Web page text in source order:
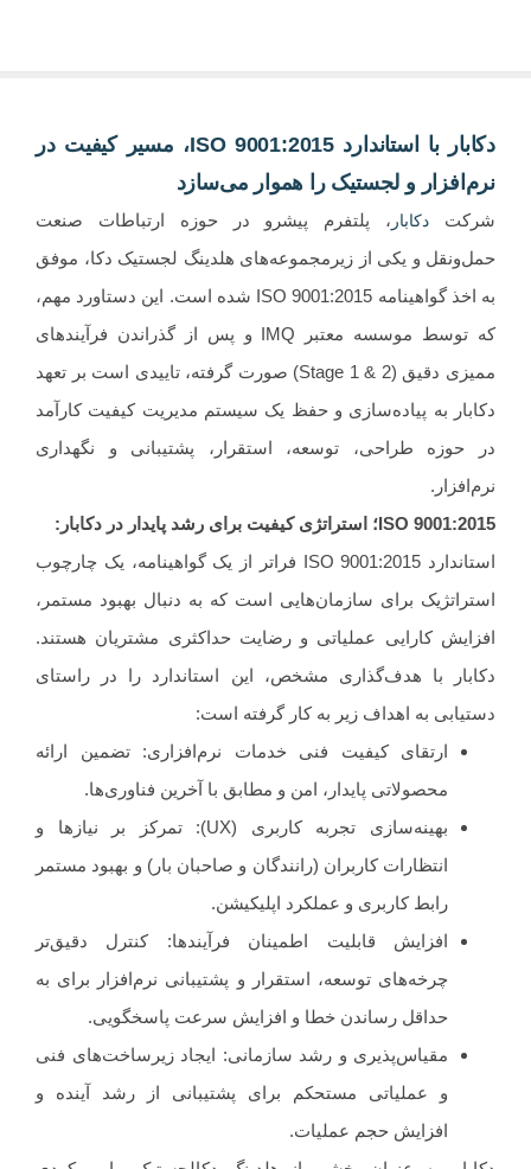
دکابار با استاندارد ISO 9001:2015، مسیر کیفیت در
و لجستیک را هموار می‌سازد
دکابار، پلتفرم پیشرو در حوزه ارتباطات صنعت
و یکی از زیرمجموعه‌های هلدینگ لجستیک دکا، موفق
به اخذ گواهینامه ISO 9001:2015 شده است. این دستاورد مهم،
که توسط موسسه معتبر IMQ و پس از گذراندن فرآیندهای
ممیزی دقیق (Stage 1 & 2) صورت گرفته، تاییدی است بر تعهد
به پیاده‌سازی و حفظ یک سیستم مدیریت کیفیت کارآمد
طراحی، توسعه، استقرار، پشتیبانی و نگهداری
ISO؛ استراتژی کیفیت برای رشد پایدار در دکابار:
استاندارد ISO 9001:2015 فراتر از یک گواهینامه، یک چارچوب
برای سازمان‌هایی است که به دنبال بهبود مستمر،
کارایی عملیاتی و رضایت حداکثری مشتریان هستند.
با هدف‌گذاری مشخص، این استاندارد را در راستای
به اهداف زیر به کار گرفته است:
ارتقای کیفیت فنی خدمات نرم‌افزاری: تضمین ارائه
محصولاتی پایدار، امن و مطابق با آخرین فناوری‌ها.
بهینه‌سازی تجربه کاربری (UX): تمرکز بر نیازها و
انتظارات کاربران (رانندگان و صاحبان بار) و بهبود مستمر
رابط کاربری و عملکرد اپلیکیشن.
افزایش قابلیت اطمینان فرآیندها: کنترل دقیق‌تر
چرخه‌های توسعه، استقرار و پشتیبانی نرم‌افزار برای به
حداقل رساندن خطا و افزایش سرعت پاسخگویی.
مقیاس‌پذیری و رشد سازمانی: ایجاد زیرساخت‌های فنی
و عملیاتی مستحکم برای پشتیبانی از رشد آینده و
افزایش حجم عملیات.